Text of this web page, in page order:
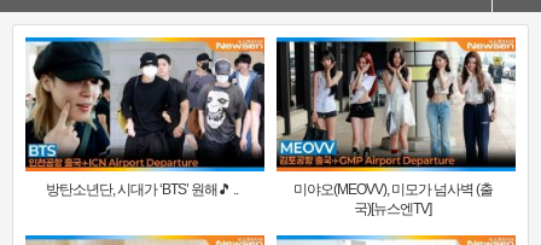
방탄소년단, 시대가 ‘BTS’ 원해🎵 ..
미야오(MEOVV), 미모가 넘사벽 (출
국)[뉴스엔TV]